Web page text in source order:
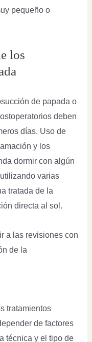
pequeño o
los
de papada o
deben
días. Uso de
y los
dormir con algún
varias
tratada de la
directa al sol.
a las revisiones con
de la
tratamientos
de factores
técnica y el tipo de